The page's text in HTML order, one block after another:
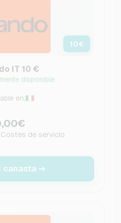
10€
IT 10 €
disponible
en:
de servicio
canasta